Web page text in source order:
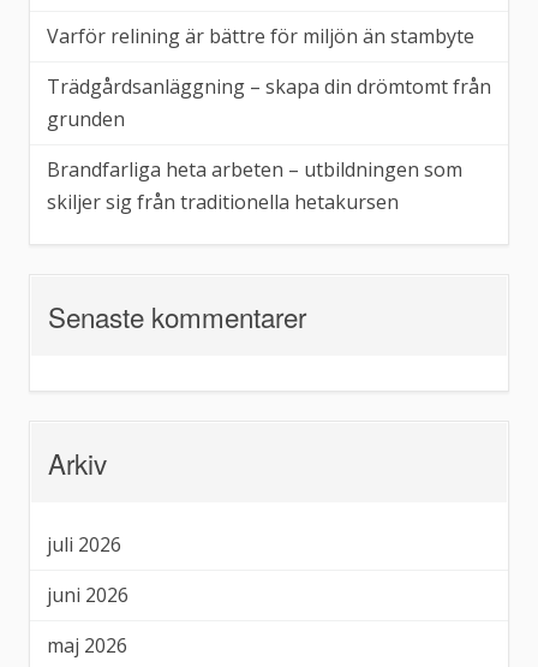
Varför relining är bättre för miljön än stambyte
Trädgårdsanläggning – skapa din drömtomt från
grunden
Brandfarliga heta arbeten – utbildningen som
skiljer sig från traditionella hetakursen
Senaste kommentarer
Arkiv
juli 2026
juni 2026
maj 2026